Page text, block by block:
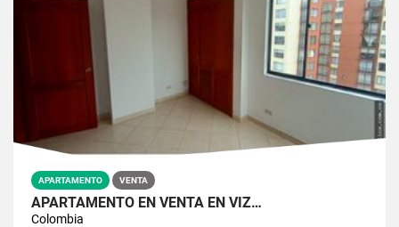
APARTAMENTO VENTA
APARTAMENTO EN VENTA EN VIZ…
Colombia